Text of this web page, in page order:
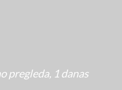
pregleda, 1 danas